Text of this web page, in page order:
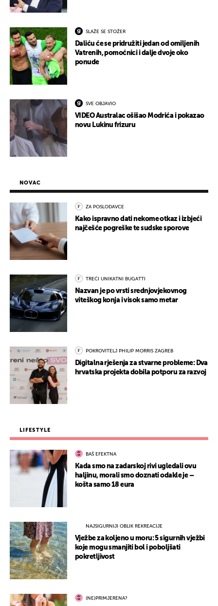
SLAŽE SE STOŽER
Daliću će se pridružiti jedan od omiljenih
Vatrenih, pomoćnici i dalje dvoje oko
ponude
SVE OBJAVIO
VIDEO Australac ošišao Modrića i pokazao
novu Lukinu frizuru
NOVAC
ZA POSLODAVCE
Kako ispravno dati nekome otkaz i izbjeći
najčešće pogreške te sudske sporove
TREĆI UNIKATNI BUGATTI
Nazvan je po vrsti srednjovjekovnog
viteškog konja i visok samo metar
POKROVITELJ PHILIP MORRIS ZAGREB
Digitalna rješenja za stvarne probleme: Dva
hrvatska projekta dobila potporu za razvoj
LIFESTYLE
BAŠ EFEKTNA
Kada smo na zadarskoj rivi ugledali ovu
haljinu, morali smo doznati odakle je –
košta samo 18 eura
NAJSIGURNIJI OBLIK REKREACIJE
Vježbe za koljeno u moru: 5 sigurnih vježbi
koje mogu smanjiti bol i poboljšati
pokretljivost
(NE)PRIMJERENA?